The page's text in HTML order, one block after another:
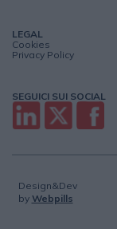
LEGAL
Cookies
Privacy Policy
SEGUICI SUI SOCIAL
Design&Dev
by Webpills